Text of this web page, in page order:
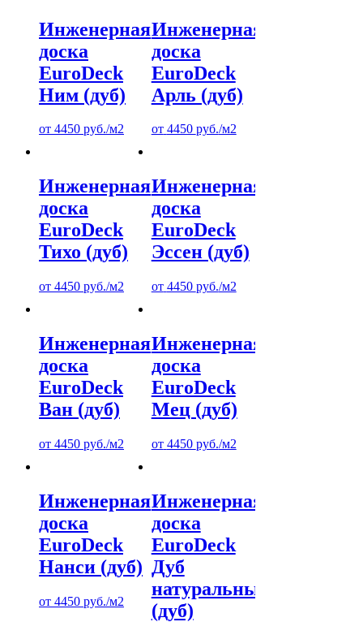
Инженерная
доска
EuroDeck
Ним (дуб)
от 4450 руб./м2
Инженерная
доска
EuroDeck
Арль (дуб)
от 4450 руб./м2
Инженерная
доска
EuroDeck
Тихо (дуб)
от 4450 руб./м2
Инженерная
доска
EuroDeck
Эссен (дуб)
от 4450 руб./м2
Инженерная
доска
EuroDeck
Ван (дуб)
от 4450 руб./м2
Инженерная
доска
EuroDeck
Мец (дуб)
от 4450 руб./м2
Инженерная
доска
EuroDeck
Нанси (дуб)
от 4450 руб./м2
Инженерная
доска
EuroDeck
Дуб
натуральный
(дуб)